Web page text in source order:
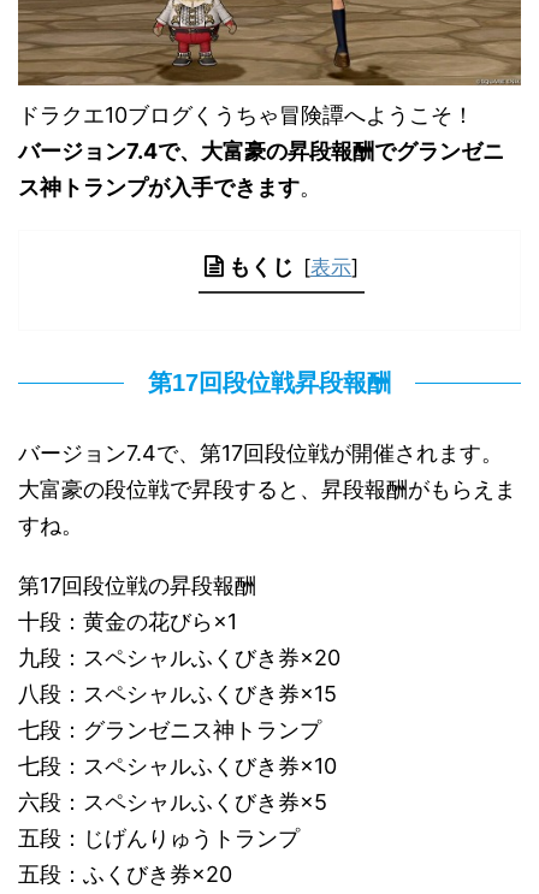
ドラクエ10ブログくうちゃ冒険譚へようこそ！
バージョン7.4で、大富豪の昇段報酬でグランゼニ
ス神トランプが入手できます。
もくじ [表示]
第17回段位戦昇段報酬
バージョン7.4で、第17回段位戦が開催されます。
大富豪の段位戦で昇段すると、昇段報酬がもらえま
すね。
第17回段位戦の昇段報酬
十段：黄金の花びら×1
九段：スペシャルふくびき券×20
八段：スペシャルふくびき券×15
七段：グランゼニス神トランプ
七段：スペシャルふくびき券×10
六段：スペシャルふくびき券×5
五段：じげんりゅうトランプ
五段：ふくびき券×20